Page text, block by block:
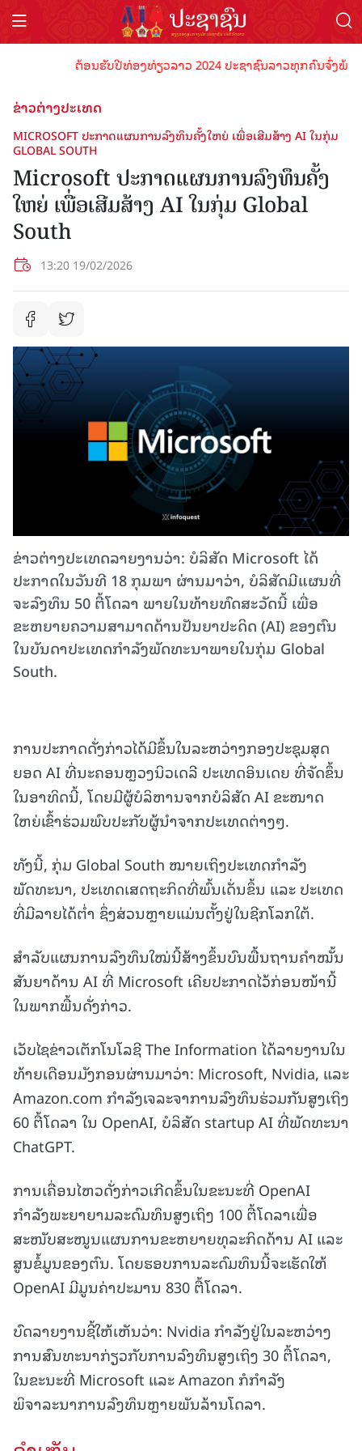
ຕ້ອນຮັບປີທ່ອງທ່ຽວລາວ 2024 ປະຊາຊົນລາວທຸກຄົນຈົ່ງພ້ອ
ຂ່າວຕ່າງປະເທດ
MICROSOFT ປະກາດແຜນການລົງທຶນຄັ້ງໃຫຍ່ ເພື່ອເສີມສ້າງ AI ໃນກຸ່ມ
GLOBAL SOUTH
Microsoft ປະກາດແຜນການລົງທຶນຄັ້ງ
ໃຫຍ່ ເພື່ອເສີມສ້າງ AI ໃນກຸ່ມ Global
South
13:20 19/02/2026
ຂ່າວຕ່າງປະເທດລາຍງານວ່າ: ບໍລິສັດ Microsoft ໄດ້
ປະກາດໃນວັນທີ 18 ກຸມພາ ຜ່ານມາວ່າ, ບໍລິສັດມີແຜນທີ່
ຈະລົງທຶນ 50 ຕື້ໂດລາ ພາຍໃນທ້າຍທົດສະວັດນີ້ ເພື່ອ
ຂະຫຍາຍຄວາມສາມາດດ້ານປັນຍາປະດິດ (AI) ຂອງຕົນ
ໃນບັນດາປະເທດກຳລັງພັດທະນາພາຍໃນກຸ່ມ Global
South.
ການປະກາດດັ່ງກ່າວໄດ້ມີຂຶ້ນໃນລະຫວ່າງກອງປະຊຸມສຸດ
ຍອດ AI ທີ່ນະຄອນຫຼວງນິວເດລີ ປະເທດອິນເດຍ ທີ່ຈັດຂຶ້ນ
ໃນອາທິດນີ້, ໂດຍມີຜູ້ບໍລິຫານຈາກບໍລິສັດ AI ຂະໜາດ
ໃຫຍ່ເຂົ້າຮ່ວມພົບປະກັບຜູ້ນຳຈາກປະເທດຕ່າງໆ.
ທັງນີ້, ກຸ່ມ Global South ໝາຍເຖິງປະເທດກຳລັງ
ພັດທະນາ, ປະເທດເສດຖະກິດທີ່ພົ້ນເດັ່ນຂຶ້ນ ແລະ ປະເທດ
ທີ່ມີລາຍໄດ້ຕ່ຳ ຊຶ່ງສ່ວນຫຼາຍແມ່ນຕັ້ງຢູ່ໃນຊີກໂລກໃຕ້.
ສຳລັບແຜນການລົງທຶນໃໝ່ນີ້ສ້າງຂຶ້ນບົນພື້ນຖານຄຳໝັ້ນ
ສັນຍາດ້ານ AI ທີ່ Microsoft ເຄີຍປະກາດໄວ້ກ່ອນໜ້ານີ້
ໃນພາກພື້ນດັ່ງກ່າວ.
ເວັບໄຊຂ່າວເຕັກໂນໂລຊີ The Information ໄດ້ລາຍງານໃນ
ທ້າຍເດືອນມັງກອນຜ່ານມາວ່າ: Microsoft, Nvidia, ແລະ
Amazon.com ກຳລັງເຈລະຈາການລົງທຶນຮ່ວມກັນສູງເຖິງ
60 ຕື້ໂດລາ ໃນ OpenAI, ບໍລິສັດ startup AI ທີ່ພັດທະນາ
ChatGPT.
ການເຄື່ອນໄຫວດັ່ງກ່າວເກີດຂຶ້ນໃນຂະນະທີ່ OpenAI
ກຳລັງພະຍາຍາມລະດົມທຶນສູງເຖິງ 100 ຕື້ໂດລາເພື່ອ
ສະໜັບສະໜູນແຜນການຂະຫຍາຍທຸລະກິດດ້ານ AI ແລະ
ສູນຂໍ້ມູນຂອງຕົນ. ໂດຍຮອບການລະດົມທຶນນີ້ຈະເຮັດໃຫ້
OpenAI ມີມູນຄ່າປະມານ 830 ຕື້ໂດລາ.
ບົດລາຍງານຊີ້ໃຫ້ເຫັນວ່າ: Nvidia ກຳລັງຢູ່ໃນລະຫວ່າງ
ການສົນທະນາກ່ຽວກັບການລົງທຶນສູງເຖິງ 30 ຕື້ໂດລາ,
ໃນຂະນະທີ່ Microsoft ແລະ Amazon ກໍກຳລັງ
ພິຈາລະນາການລົງທຶນຫຼາຍພັນລ້ານໂດລາ.